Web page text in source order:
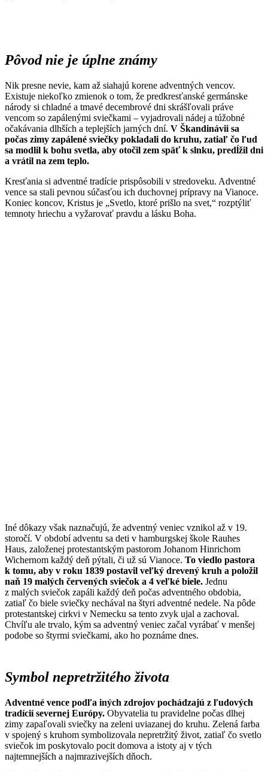
Pôvod nie je úplne známy
Nik presne nevie, kam až siahajú korene adventných vencov.
Existuje niekoľko zmienok o tom, že predkresťanské germánske
národy si chladné a tmavé decembrové dni skrášľovali práve
vencom so zapálenými sviečkami – vyjadrovali nádej a túžobné
očakávania dlhších a teplejších jarných dní. V Škandinávii sa
počas zimy zapálené sviečky pokladali do kruhu, zatiaľ čo ľud
sa modlil k bohu svetla, aby otočil zem späť k slnku, predĺžil dni
a vrátil na zem teplo.
Kresťania si adventné tradície prispôsobili v stredoveku. Adventné
vence sa stali pevnou súčasťou ich duchovnej prípravy na Vianoce.
Koniec koncov, Kristus je „Svetlo, ktoré prišlo na svet,“ rozptýliť
temnoty hriechu a vyžarovať pravdu a lásku Boha.
Iné dôkazy však naznačujú, že adventný veniec vznikol až v 19.
storočí. V období adventu sa deti v hamburgskej škole Rauhes
Haus, založenej protestantským pastorom Johanom Hinrichom
Wichernom každý deň pýtali, či už sú Vianoce. To viedlo pastora
k tomu, aby v roku 1839 postavil veľký drevený kruh a položil
naň 19 malých červených sviečok a 4 veľké biele. Jednu
z malých sviečok zapáli každý deň počas adventného obdobia,
zatiaľ čo biele sviečky nechával na štyri adventné nedele. Na pôde
protestantskej cirkvi v Nemecku sa tento zvyk ujal a zachoval.
Chvíľu ale trvalo, kým sa adventný veniec začal vyrábať v menšej
podobe so štyrmi sviečkami, ako ho poznáme dnes.
Symbol nepretržitého života
Adventné vence podľa iných zdrojov pochádzajú z ľudových
tradícií severnej Európy. Obyvatelia tu pravidelne počas dlhej
zimy zapaľovali sviečky na zeleni uviazanej do kruhu. Zelená farba
v spojený s kruhom symbolizovala nepretržitý život, zatiaľ čo svetlo
sviečok im poskytovalo pocit domova a istoty aj v tých
najtemnejších a najmrazivejších dňoch.